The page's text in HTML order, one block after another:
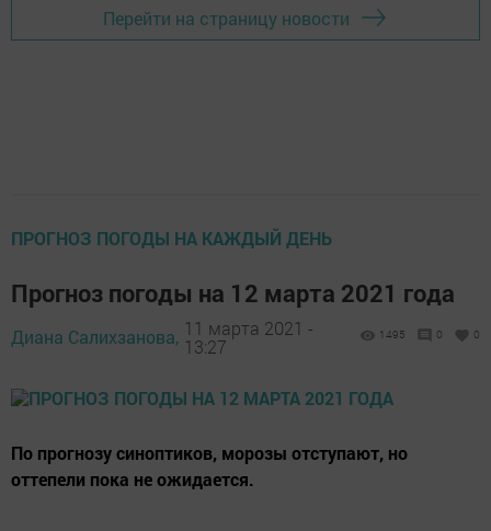
Перейти на страницу новости
ПРОГНОЗ ПОГОДЫ НА КАЖДЫЙ ДЕНЬ
Прогноз погоды на 12 марта 2021 года
Диана Салихзанова, 11 марта 2021 -
13:27
1495 0 0
По прогнозу синоптиков, морозы отступают, но
оттепели пока не ожидается.